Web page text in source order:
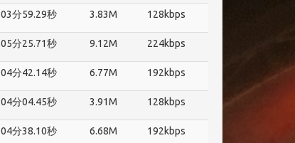
03分59.29秒 3.83M 128kbps
05分25.71秒 9.12M 224kbps
04分42.14秒 6.77M 192kbps
04分04.45秒 3.91M 128kbps
04分38.10秒 6.68M 192kbps